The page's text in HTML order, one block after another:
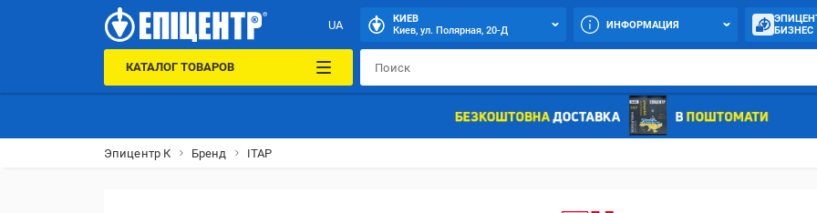
UA
КИЕВ
Киев, ул. Полярная, 20-Д
ИНФОРМАЦИЯ
БИЗНЕС
КАТАЛОГ ТОВАРОВ
Эпицентр К Бренд ITAP